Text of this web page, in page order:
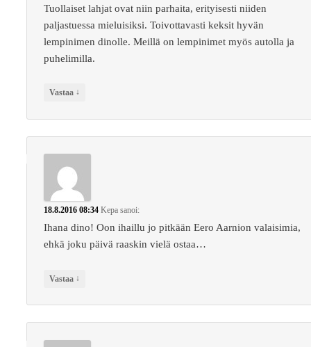
Tuollaiset lahjat ovat niin parhaita, erityisesti niiden
paljastuessa mieluisiksi. Toivottavasti keksit hyvän
lempinimen dinolle. Meillä on lempinimet myös autolla ja
puhelimilla.
Vastaa ↓
18.8.2016 08:34 Kepa sanoi:
Ihana dino! Oon ihaillu jo pitkään Eero Aarnion valaisimia,
ehkä joku päivä raaskin vielä ostaa…
Vastaa ↓